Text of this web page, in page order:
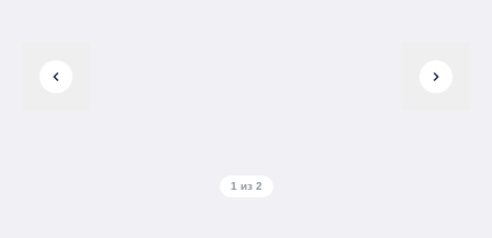
chevron_left chevron_right
1 из 2